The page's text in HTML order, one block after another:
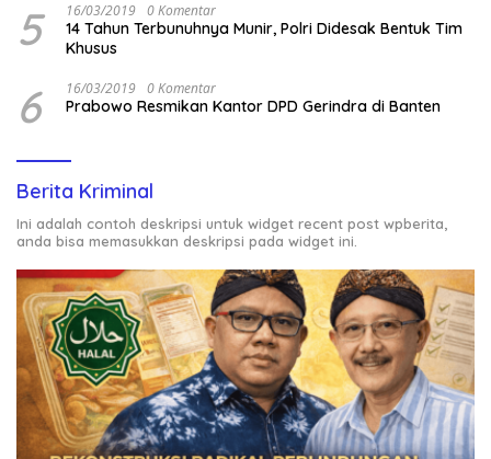
5 16/03/2019 0 Komentar
14 Tahun Terbunuhnya Munir, Polri Didesak Bentuk Tim
Khusus
6 16/03/2019 0 Komentar
Prabowo Resmikan Kantor DPD Gerindra di Banten
Berita Kriminal
Ini adalah contoh deskripsi untuk widget recent post wpberita,
anda bisa memasukkan deskripsi pada widget ini.